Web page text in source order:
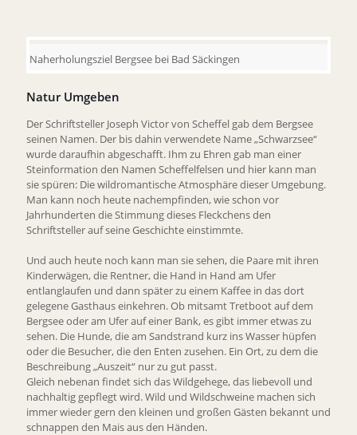
Naherholungsziel Bergsee bei Bad Säckingen
Natur Umgeben
Der Schriftsteller Joseph Victor von Scheffel gab dem Bergsee
seinen Namen. Der bis dahin verwendete Name „Schwarzsee“
wurde daraufhin abgeschafft. Ihm zu Ehren gab man einer
Steinformation den Namen Scheffelfelsen und hier kann man
sie spüren: Die wildromantische Atmosphäre dieser Umgebung.
Man kann noch heute nachempfinden, wie schon vor
Jahrhunderten die Stimmung dieses Fleckchens den
Schriftsteller auf seine Geschichte einstimmte.
Und auch heute noch kann man sie sehen, die Paare mit ihren
Kinderwägen, die Rentner, die Hand in Hand am Ufer
entlanglaufen und dann später zu einem Kaffee in das dort
gelegene Gasthaus einkehren. Ob mitsamt Tretboot auf dem
Bergsee oder am Ufer auf einer Bank, es gibt immer etwas zu
sehen. Die Hunde, die am Sandstrand kurz ins Wasser hüpfen
oder die Besucher, die den Enten zusehen. Ein Ort, zu dem die
Beschreibung „Auszeit“ nur zu gut passt.
Gleich nebenan findet sich das Wildgehege, das liebevoll und
nachhaltig gepflegt wird. Wild und Wildschweine machen sich
immer wieder gern den kleinen und großen Gästen bekannt und
schnappen den Mais aus den Händen.